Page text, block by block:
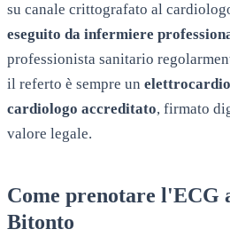
su canale crittografato al
eseguito da infermiere
professionista sanitario
il referto è sempre un
cardiologo accreditato, firmato
valore legale.
Come prenotare l'ECG
Bitonto